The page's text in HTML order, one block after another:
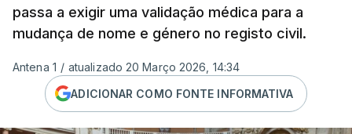
passa a exigir uma validação médica para a
mudança de nome e género no registo civil.
Antena 1 / atualizado 20 Março 2026, 14:34
ADICIONAR COMO FONTE INFORMATIVA